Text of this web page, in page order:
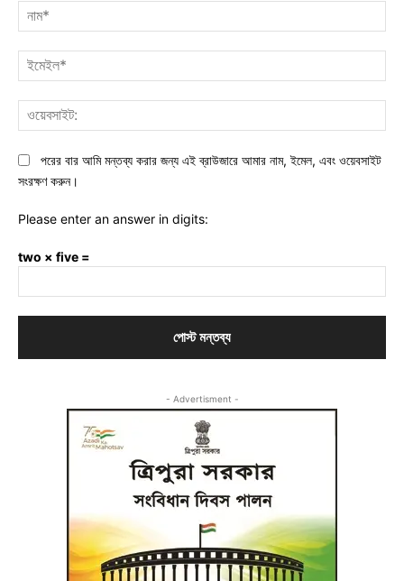
পরের বার আমি মন্তব্য করার জন্য এই ব্রাউজারে আমার নাম, ইমেল, এবং ওয়েবসাইট
সংরক্ষণ করুন।
Please enter an answer in digits:
two × five =
- Advertisment -